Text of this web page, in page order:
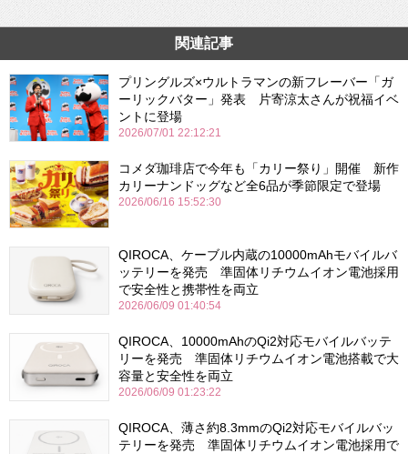
関連記事
プリングルズ×ウルトラマンの新フレーバー「ガ
ーリックバター」発表 片寄涼太さんが祝福イベ
ントに登場
2026/07/01 22:12:21
コメダ珈琲店で今年も「カリー祭り」開催 新作
カリーナンドッグなど全6品が季節限定で登場
2026/06/16 15:52:30
QIROCA、ケーブル内蔵の10000mAhモバイルバ
ッテリーを発売 準固体リチウムイオン電池採用
で安全性と携帯性を両立
2026/06/09 01:40:54
QIROCA、10000mAhのQi2対応モバイルバッテ
リーを発売 準固体リチウムイオン電池搭載で大
容量と安全性を両立
2026/06/09 01:23:22
QIROCA、薄さ約8.3mmのQi2対応モバイルバッ
テリーを発売 準固体リチウムイオン電池採用で